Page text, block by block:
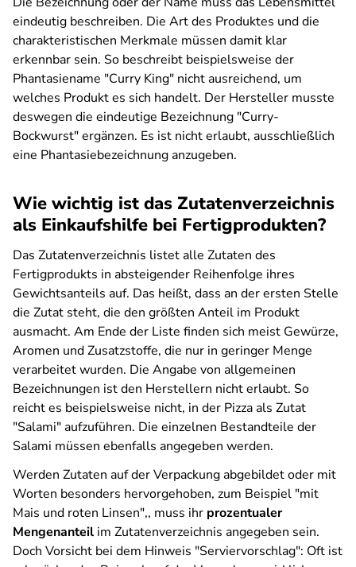
eindeutig beschreiben. Die Art des Produktes und die
charakteristischen Merkmale müssen damit klar
erkennbar sein. So beschreibt beispielsweise der
Phantasiename "Curry King" nicht ausreichend, um
welches Produkt es sich handelt. Der Hersteller musste
deswegen die eindeutige Bezeichnung "Curry-
Bockwurst" ergänzen. Es ist nicht erlaubt, ausschließlich
eine Phantasiebezeichnung anzugeben.
Wie wichtig ist das Zutatenverzeichnis
als Einkaufshilfe bei Fertigprodukten?
Das Zutatenverzeichnis listet alle Zutaten des
Fertigprodukts in absteigender Reihenfolge ihres
Gewichtsanteils auf. Das heißt, dass an der ersten Stelle
die Zutat steht, die den größten Anteil im Produkt
ausmacht. Am Ende der Liste finden sich meist Gewürze,
Aromen und Zusatzstoffe, die nur in geringer Menge
verarbeitet wurden. Die Angabe von allgemeinen
Bezeichnungen ist den Herstellern nicht erlaubt. So
reicht es beispielsweise nicht, in der Pizza als Zutat
"Salami" aufzuführen. Die einzelnen Bestandteile der
Salami müssen ebenfalls angegeben werden.
Werden Zutaten auf der Verpackung abgebildet oder mit
Worten besonders hervorgehoben, zum Beispiel "mit
Mais und roten Linsen",, muss ihr prozentualer
Mengenanteil im Zutatenverzeichnis angegeben sein.
Doch Vorsicht bei dem Hinweis "Serviervorschlag": Oft ist